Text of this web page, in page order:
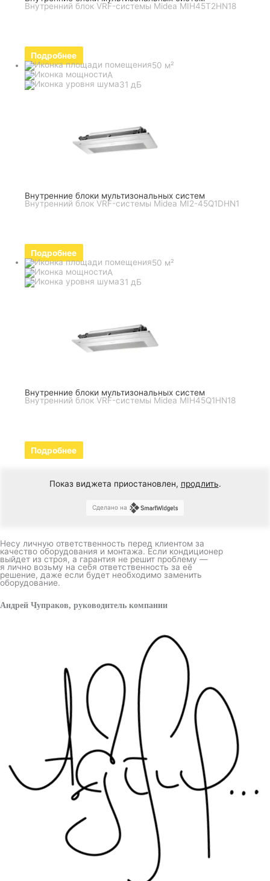
Внутренний блок VRF-системы Midea MIH45T2HN18
Подробнее
50 м²
A
31 дБ
Внутренние блоки мультизональных систем
Внутренний блок VRF-системы Midea MI2-45Q1DHN1
Подробнее
50 м²
A
31 дБ
Внутренние блоки мультизональных систем
Внутренний блок VRF-системы Midea MIH45Q1HN18
Подробнее
Показ виджета приостановлен, продлить.
Сделано на
Несу личную ответственность перед клиентом за
качество оборудования и монтажа. Если кондиционер
выйдет из строя, а гарантия не решит проблему —
я лично возьму на себя ответственность за её
решение, даже если будет необходимо заменить
оборудование.
Андрей Чупраков, руководитель компании